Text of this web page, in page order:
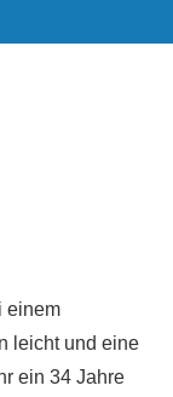
einem
leicht und eine
ein 34 Jahre